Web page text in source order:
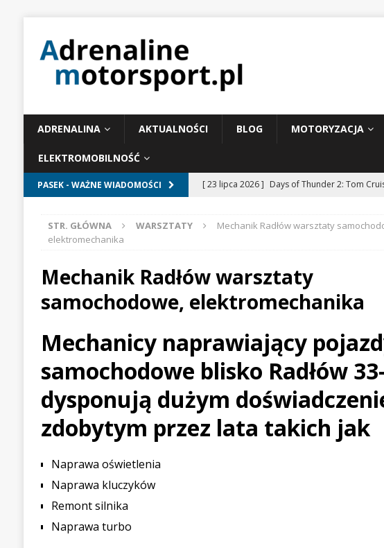
ADRENALINA AKTUALNOŚCI BLOG MOTORYZACJA
ELEKTROMOBILNOŚĆ
PASEK - WAŻNE WIADOMOŚCI [ 23 lipca 2026 ] Days of Thunder 2: Tom
[ 22 lipca 2026 ] McLaren wprowadza dużą
[ 21 lipca 2026 ] Palou wygrywa IndyCar w
WYŚCIGOWE
Kia Sportage – osiągi,
PIERWSZE JAZDY
[ 24 lipca 2026 ]
GP Węgier 2026:
WIADOMOŚCI WYŚCIGOWE
STR. GŁÓWNA WARSZTATY
Mechanik Radłów warsztaty
elektromechanika
Mechanik Radłów warsztaty
samochodowe, elektromechanika
Mechanicy naprawiający
samochodowe blisko Radłów
dysponują dużym
zdobytym przez lata takich jak
Naprawa oświetlenia
Naprawa kluczyków
Remont silnika
Naprawa turbo